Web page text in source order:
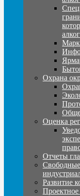
Охрана
Оценка
Отчеты
Развитие